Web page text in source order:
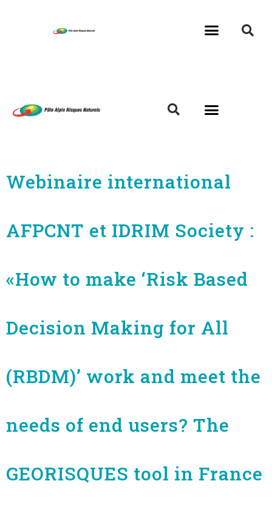
Webinaire international
AFPCNT et IDRIM Society :
«How to make ‘Risk Based
Decision Making for All
(RBDM)’ work and meet the
needs of end users? The
GEORISQUES tool in France